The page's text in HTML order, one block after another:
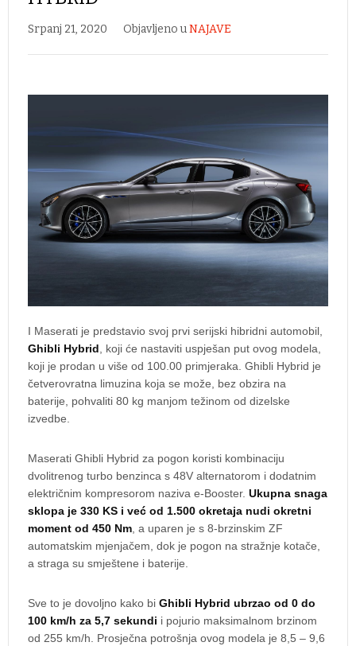
Srpanj 21, 2020 Objavljeno uNAJAVE
I Maserati je predstavio svoj prvi serijski hibridni automobil,
Ghibli Hybrid, koji će nastaviti uspješan put ovog modela,
koji je prodan u više od 100.00 primjeraka. Ghibli Hybrid je
četverovratna limuzina koja se može, bez obzira na
baterije, pohvaliti 80 kg manjom težinom od dizelske
izvedbe.
Maserati Ghibli Hybrid za pogon koristi kombinaciju
dvolitrenog turbo benzinca s 48V alternatorom i dodatnim
električnim kompresorom naziva e-Booster. Ukupna snaga
sklopa je 330 KS i već od 1.500 okretaja nudi okretni
moment od 450 Nm, a uparen je s 8-brzinskim ZF
automatskim mjenjačem, dok je pogon na stražnje kotače,
a straga su smještene i baterije.
Sve to je dovoljno kako bi Ghibli Hybrid ubrzao od 0 do
100 km/h za 5,7 sekundi i pojurio maksimalnom brzinom
od 255 km/h. Prosječna potrošnja ovog modela je 8,5 – 9,6